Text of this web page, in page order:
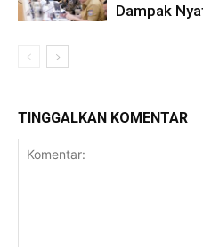
Dampak
TINGGALKAN KOMENTAR